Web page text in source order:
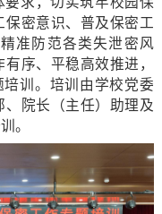
密意识、普及保密工
准防范各类失泄密风
序、平稳高效推进，
训。培训由学校党委
院长（主任）助理及
。